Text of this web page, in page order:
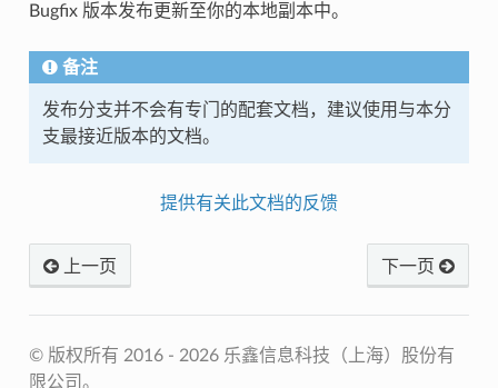
Bugfix 版本发布更新至你的本地副本中。
备注
发布分支并不会有专门的配套文档，建议使用与本分
支最接近版本的文档。
提供有关此文档的反馈
上一页 下一页
© 版权所有 2016 - 2026 乐鑫信息科技（上海）股份有
限公司。